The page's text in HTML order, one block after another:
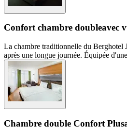
Confort chambre doubleavec
La chambre traditionnelle du Berghotel
après une longue journée. Équipée
Chambre double Confort Plus